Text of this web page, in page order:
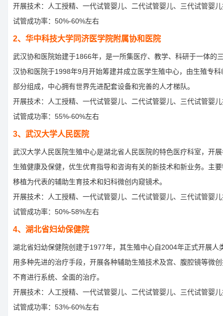
开展技术：人工授精、一代试管婴儿、二代试管婴儿、三代试管婴
试管成功率：50%-60%左右
2、华中科技大学同济医学院附属协和医院
武汉协和医院始建于1866年，是一所集医疗、教学、科研于一体的
汉协和医院于1998年9月开始筹建并成立医学生殖中心，由生殖专
部分组成，中心拥有世界先进配套设备和完善的人才梯队。
开展技术：人工授精、一代试管婴儿、二代试管婴儿、三代试管婴
试管成功率：55%-60%左右
3、武汉大学人民医院
武汉大学人民医院生殖中心是湖北省人民医院的特色医疗科室，开
生殖健康及保健，优生优育指导和咨询有关的新技术和新业务。主
移植为代表的辅助生育技术和妇科微创内窥镜术。
开展技术：人工授精、一代试管婴儿、二代试管婴儿、三代试管婴
试管成功率：50%-58%左右
4、湖北省妇幼保健院
湖北省妇幼保健院创建于1977年，其生殖中心自2004年正式开展人
用多种先进的治疗手段，开展各种辅助生殖技术及宫、腹腔镜等微
不育进行系统、全面的治疗。
开展技术：人工授精、一代试管婴儿、二代试管婴儿、三代试管婴
试管成功率：53%-60%左右